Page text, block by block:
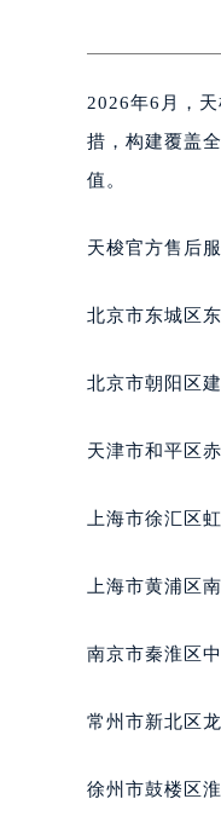
2026年6月，
措，构建覆盖
值。
天梭官方售后
北京市东城区
北京市朝阳区
天津市和平区
上海市徐汇区
上海市黄浦区
南京市秦淮区
常州市新北区
徐州市鼓楼区